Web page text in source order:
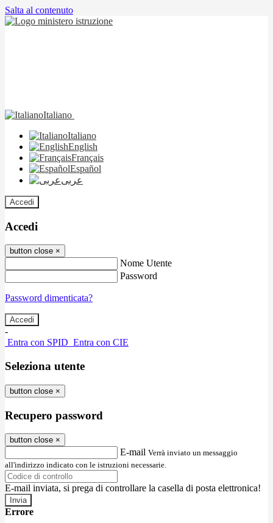
Salta al contenuto
Italiano
Italiano
English
Français
Español
عربى
Accedi
Accedi
button close ×
Nome Utente
Password
Password dimenticata?
-
Entra con SPID Entra con CIE
Seleziona utente
button close ×
Recupero password
button close ×
E-mail Verrà inviato un messaggio
all'indirizzo indicato con le istruzioni necessarie.
E-mail inviata, si prega di controllare la casella di posta elettronica!
Errore